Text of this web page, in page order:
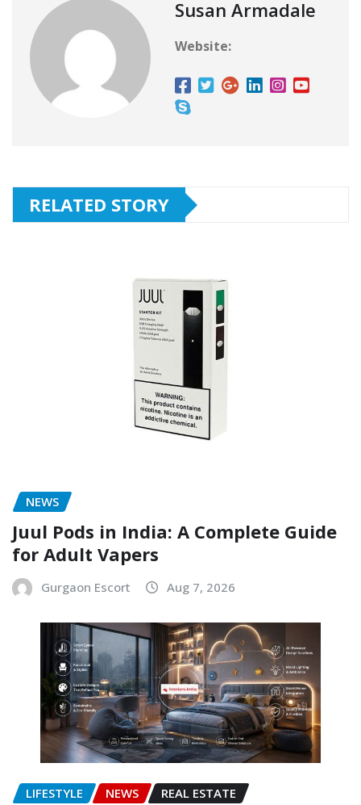
Susan Armadale
Website:
RELATED STORY
NEWS
Juul Pods in India: A Complete Guide
for Adult Vapers
Gurgaon Escort Aug 7, 2026
LIFESTYLE NEWS REAL ESTATE